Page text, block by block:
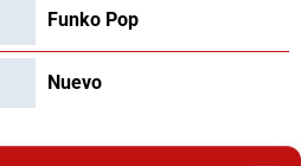
Funko Pop
Nuevo